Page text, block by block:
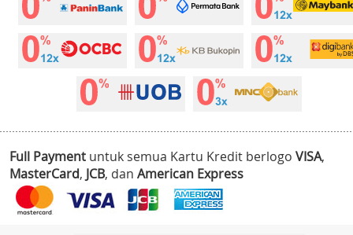
Full Payment untuk semua Kartu Kredit berlogo VISA,
MasterCard, JCB, dan American Express